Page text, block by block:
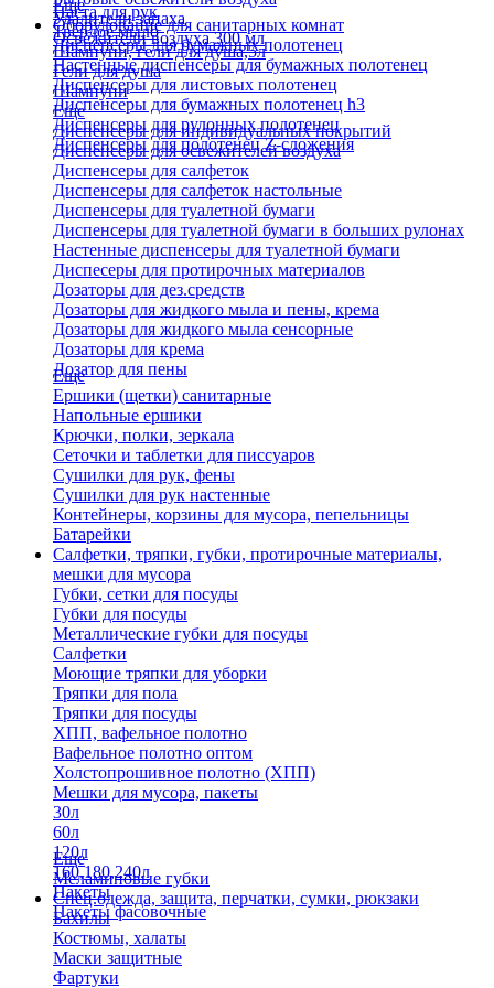
Паста для рук
Твердое мыло
Шампуни, гели для душа,5л
Гели для душа
Шампуни
Удалители запаха
Освежители воздуха 300 мл
Еще
Оборудование для санитарных комнат
Диспенсеры для бумажных полотенец
Настенные диспенсеры для бумажных полотенец
Диспенсеры для листовых полотенец
Диспенсеры для бумажных полотенец h3
Диспенсеры для рулонных полотенец
Диспенсеры для полотенец Z-сложения
Еще
Диспенсеры для индивидуальных покрытий
Диспенсеры для освежителей воздуха
Диспенсеры для салфеток
Диспенсеры для салфеток настольные
Диспенсеры для туалетной бумаги
Диспенсеры для туалетной бумаги в больших рулонах
Настенные диспенсеры для туалетной бумаги
Диспесеры для протирочных материалов
Дозаторы для дез.средств
Дозаторы для жидкого мыла и пены, крема
Дозаторы для жидкого мыла сенсорные
Дозаторы для крема
Дозатор для пены
Еще
Ершики (щетки) санитарные
Напольные ершики
Крючки, полки, зеркала
Сеточки и таблетки для писсуаров
Сушилки для рук, фены
Сушилки для рук настенные
Контейнеры, корзины для мусора, пепельницы
Батарейки
Салфетки, тряпки, губки, протирочные материалы,
мешки для мусора
Губки, сетки для посуды
Губки для посуды
Металлические губки для посуды
Салфетки
Моющие тряпки для уборки
Тряпки для пола
Тряпки для посуды
ХПП, вафельное полотно
Вафельное полотно оптом
Холстопрошивное полотно (ХПП)
Мешки для мусора, пакеты
30л
60л
120л
160,180,240л
Пакеты
Пакеты фасовочные
Еще
Меламиновые губки
Спец.одежда, защита, перчатки, сумки, рюкзаки
Бахилы
Костюмы, халаты
Маски защитные
Фартуки